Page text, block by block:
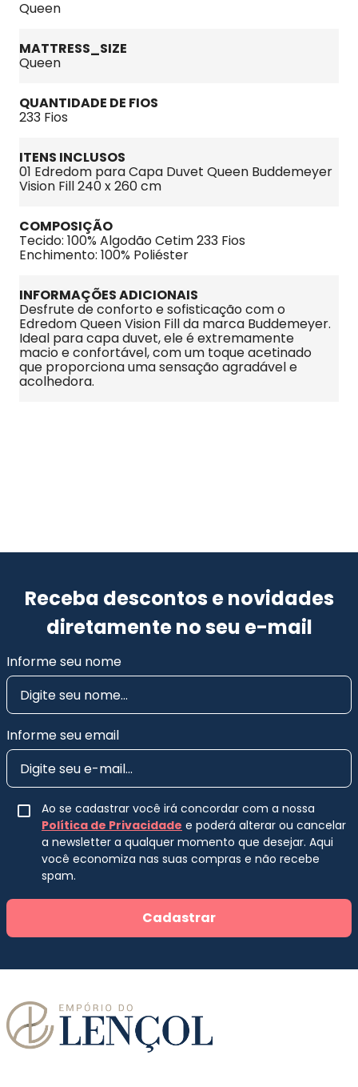
Queen
MATTRESS_SIZE
Queen
QUANTIDADE DE FIOS
233 Fios
ITENS INCLUSOS
01 Edredom para Capa Duvet Queen Buddemeyer
Vision Fill 240 x 260 cm
COMPOSIÇÃO
Tecido: 100% Algodão Cetim 233 Fios
Enchimento: 100% Poliéster
INFORMAÇÕES ADICIONAIS
Desfrute de conforto e sofisticação com o
Edredom Queen Vision Fill da marca Buddemeyer.
Ideal para capa duvet, ele é extremamente
macio e confortável, com um toque acetinado
que proporciona uma sensação agradável e
acolhedora.
Receba descontos e novidades
diretamente no seu e-mail
Informe seu nome
Informe seu email
Ao se cadastrar você irá concordar com a nossa
Política de Privacidade e poderá alterar ou cancelar
a newsletter a qualquer momento que desejar. Aqui
você economiza nas suas compras e não recebe
spam.
Cadastrar